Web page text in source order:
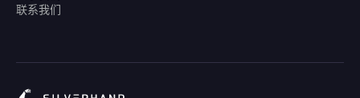
联系我们